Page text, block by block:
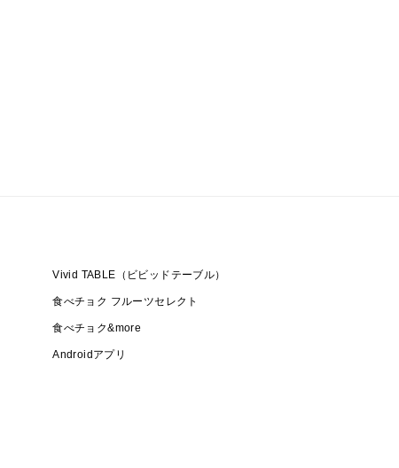
Vivid TABLE（ビビッドテーブル）
食べチョク フルーツセレクト
食べチョク&more
Androidアプリ